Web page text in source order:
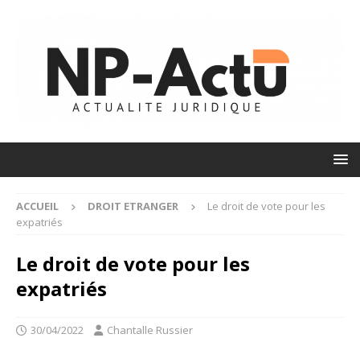
ACCUEIL DROIT ETRANGER
Le droit de vote pour les
expatriés
Le droit de vote pour les
expatriés
30/04/2022 Chantalle Russier